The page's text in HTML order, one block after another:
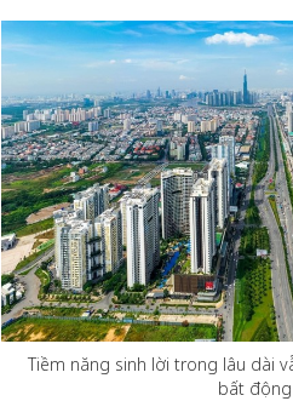
Tiềm năng sinh lời trong lâu dài
bất